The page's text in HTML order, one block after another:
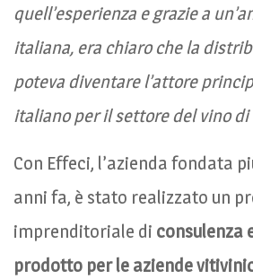
quell’esperienza e grazie a
italiana, era chiaro che la
poteva diventare l’attore
italiano per il settore del vino di
Con Effeci, l’azienda fondata
anni fa, è stato realizzato un
imprenditoriale di consulenza
prodotto per le aziende